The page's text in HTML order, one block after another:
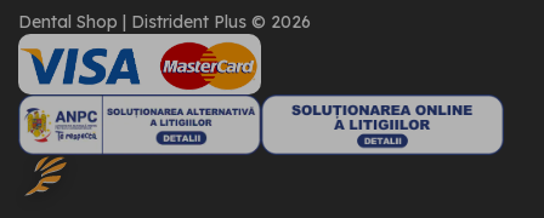
Dental Shop | Distrident Plus © 2026